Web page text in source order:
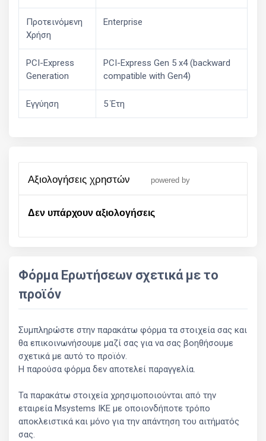
Προτεινόμενη
Χρήση
Enterprise
PCI-Express
Generation
PCI-Express Gen 5 x4 (backward
compatible with Gen4)
Εγγύηση 5 Έτη
αξιολογήσεις χρηστών powered by
Δεν υπάρχουν αξιολογήσεις
Φόρμα Ερωτήσεων σχετικά με το
προϊόν
Συμπληρώστε στην παρακάτω φόρμα τα στοιχεία σας και
θα επικοινωνήσουμε μαζί σας για να σας βοηθήσουμε
σχετικά με αυτό το προϊόν.
Η παρούσα φόρμα δεν αποτελεί παραγγελία.
Τα παρακάτω στοιχεία χρησιμοποιούνται από την
εταιρεία Msystems ΙΚΕ με οποιονδήποτε τρόπο
αποκλειστικά και μόνο για την απάντηση του αιτήματός
σας.